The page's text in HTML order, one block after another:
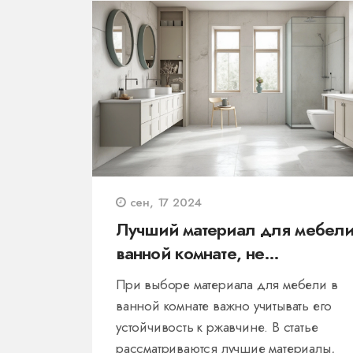
сен, 17 2024
Лучший материал для
ванной комнате, не
подверженный ржавчине
При выборе материала для мебели в
ванной комнате важно учитывать его
устойчивость к ржавчине. В статье
рассматриваются лучшие материалы,